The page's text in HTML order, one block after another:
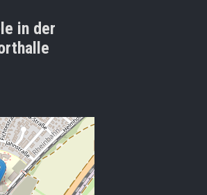
in der